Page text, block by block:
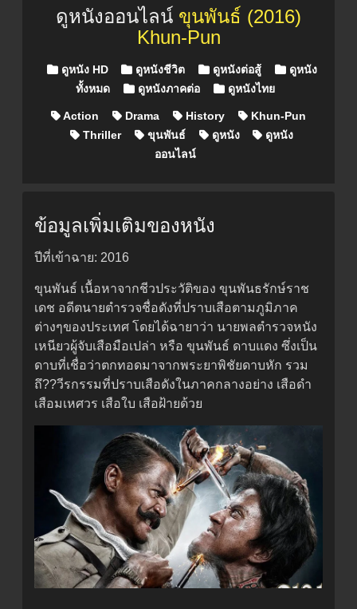
ดูหนังออนไลน์ ขุนพันธ์ (2016)
Khun-Pun
Posted in
ดูหนัง HD ดูหนังชีวิต ดูหนังต่อสู้
ดูหนัง
ทั้งหมด
ดูหนังภาคต่อ ดูหนังไทย
Action Drama History
Khun-Pun
Thriller
ขุนพันธ์ ดูหนัง
ดูหนัง
ออนไลน์
ข้อมูลเพิ่มเติมของหนัง
ปีที่เข้าฉาย: 2016
ขุนพันธ์ เนื้อหาจากชีวประวัติของ ขุนพันธรักษ์ราช
เดช อดีตนายตำรวจชื่อดังที่ปราบเสือตามภูมิภาค
ต่างๆของประเทศ โดยได้ฉายาว่า นายพลตำรวจหนัง
เหนียวผู้จับเสือมือเปล่า หรือ ขุนพันธ์ ดาบแดง ซึ่งเป็น
ดาบที่เชื่อว่าตกทอดมาจากพระยาพิชัยดาบหัก รวม
ถึ??วีรกรรมที่ปราบเสือดังในภาคกลางอย่าง เสือดำ
เสือมเหศวร เสือใบ เสือฝ้ายด้วย